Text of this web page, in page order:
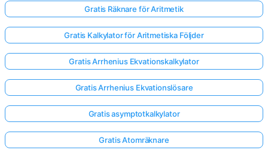
Gratis Räknare för Aritmetik
Gratis Kalkylator för Aritmetiska Följder
Gratis Arrhenius Ekvationskalkylator
Gratis Arrhenius Ekvationslösare
Gratis asymptotkalkylator
Gratis Atomräknare